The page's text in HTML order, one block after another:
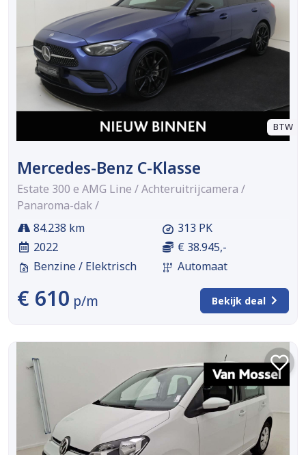
BTW
Mercedes-Benz C-Klasse
Estate 300 e AMG Line / Achteruitrijcamera /
Panaroma-dak /
84.238 km
2022
Benzine / Elektrisch
313 PK
€ 38.945,-
Automaat
€ 610 p/m Bekijk deal